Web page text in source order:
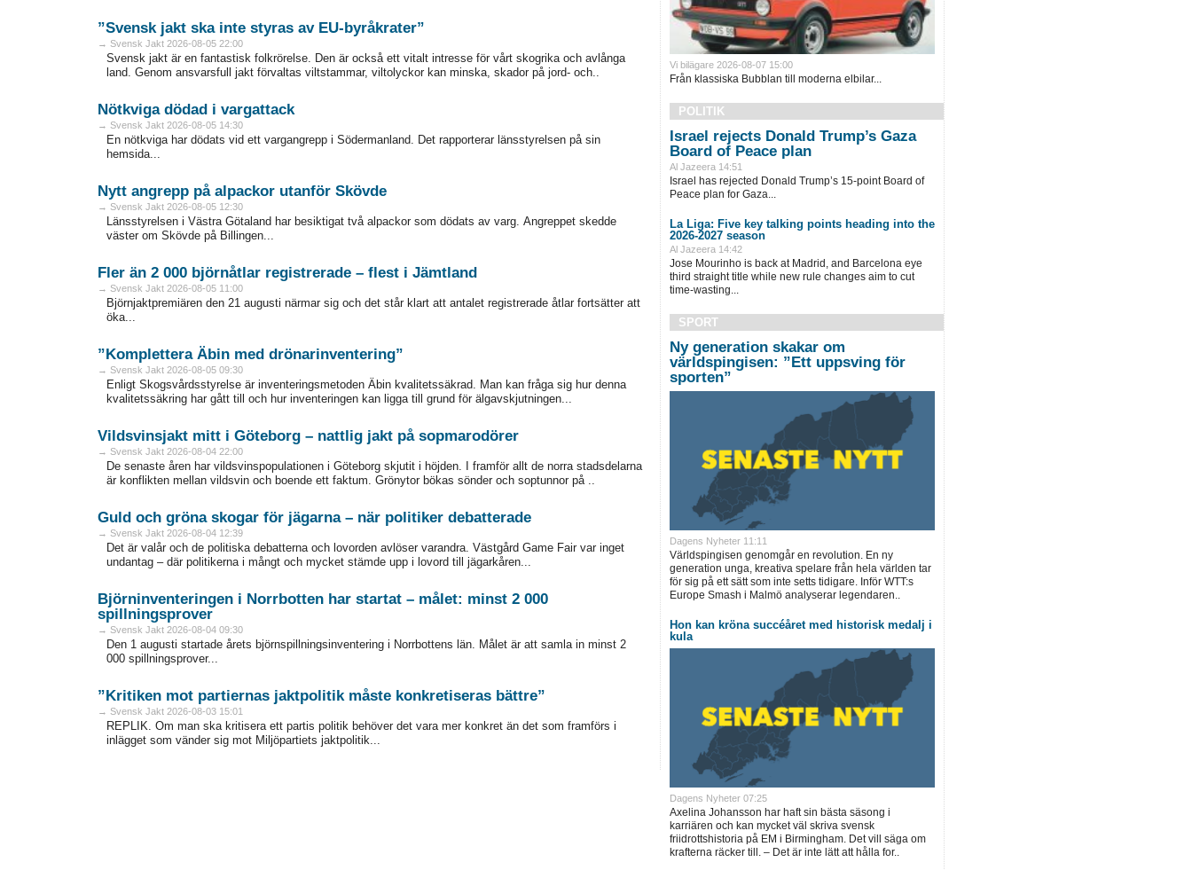
”Svensk jakt ska inte styras av EU-byråkrater”
→ Svensk Jakt 2026-08-05 22:00
Svensk jakt är en fantastisk folkrörelse. Den är också ett vitalt intresse för vårt skogrika och avlånga
land. Genom ansvarsfull jakt förvaltas viltstammar, viltolyckor kan minska, skador på jord- och..
Nötkviga dödad i vargattack
→ Svensk Jakt 2026-08-05 14:30
En nötkviga har dödats vid ett vargangrepp i Södermanland. Det rapporterar länsstyrelsen på sin
hemsida...
Nytt angrepp på alpackor utanför Skövde
→ Svensk Jakt 2026-08-05 12:30
Länsstyrelsen i Västra Götaland har besiktigat två alpackor som dödats av varg. Angreppet skedde
väster om Skövde på Billingen...
Fler än 2 000 björnåtlar registrerade – flest i Jämtland
→ Svensk Jakt 2026-08-05 11:00
Björnjaktpremiären den 21 augusti närmar sig och det står klart att antalet registrerade åtlar fortsätter att
öka...
”Komplettera Äbin med drönarinventering”
→ Svensk Jakt 2026-08-05 09:30
Enligt Skogsvårdsstyrelse är inventeringsmetoden Äbin kvalitetssäkrad. Man kan fråga sig hur denna
kvalitetssäkring har gått till och hur inventeringen kan ligga till grund för älgavskjutningen...
Vildsvinsjakt mitt i Göteborg – nattlig jakt på sopmarodörer
→ Svensk Jakt 2026-08-04 22:00
De senaste åren har vildsvinspopulationen i Göteborg skjutit i höjden. I framför allt de norra stadsdelarna
är konflikten mellan vildsvin och boende ett faktum. Grönytor bökas sönder och soptunnor på ..
Guld och gröna skogar för jägarna – när politiker debatterade
→ Svensk Jakt 2026-08-04 12:39
Det är valår och de politiska debatterna och lovorden avlöser varandra. Västgård Game Fair var inget
undantag – där politikerna i mångt och mycket stämde upp i lovord till jägarkåren...
Björninventeringen i Norrbotten har startat – målet: minst 2 000
spillningsprover
→ Svensk Jakt 2026-08-04 09:30
Den 1 augusti startade årets björnspillningsinventering i Norrbottens län. Målet är att samla in minst 2
000 spillningsprover...
”Kritiken mot partiernas jaktpolitik måste konkretiseras bättre”
→ Svensk Jakt 2026-08-03 15:01
REPLIK. Om man ska kritisera ett partis politik behöver det vara mer konkret än det som framförs i
inlägget som vänder sig mot Miljöpartiets jaktpolitik...
Vi bilägare 2026-08-07 15:00
Från klassiska Bubblan till moderna elbilar...
POLITIK
Israel rejects Donald Trump’s Gaza
Board of Peace plan
Al Jazeera 14:51
Israel has rejected Donald Trump’s 15-point Board of
Peace plan for Gaza...
La Liga: Five key talking points heading into the
2026-2027 season
Al Jazeera 14:42
Jose Mourinho is back at Madrid, and Barcelona eye
third straight title while new rule changes aim to cut
time-wasting...
SPORT
Ny generation skakar om
världspingisen: ”Ett uppsving för
sporten”
Dagens Nyheter 11:11
Världspingisen genomgår en revolution. En ny
generation unga, kreativa spelare från hela världen tar
för sig på ett sätt som inte setts tidigare. Inför WTT:s
Europe Smash i Malmö analyserar legendaren..
Hon kan kröna succéåret med historisk medalj i
kula
Dagens Nyheter 07:25
Axelina Johansson har haft sin bästa säsong i
karriären och kan mycket väl skriva svensk
friidrottshistoria på EM i Birmingham. Det vill säga om
krafterna räcker till. – Det är inte lätt att hålla for..